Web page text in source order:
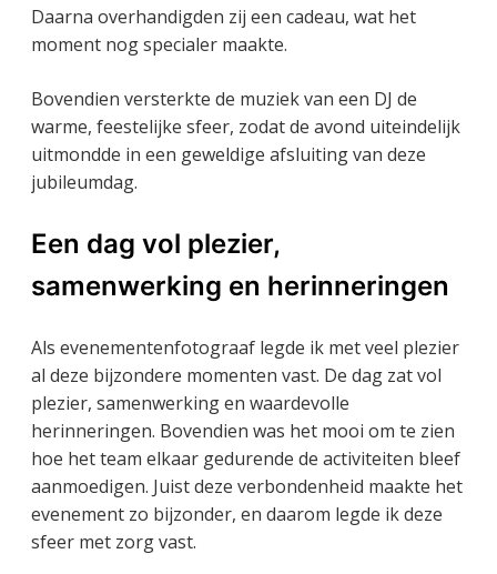
Daarna overhandigden zij een cadeau, wat het
moment nog specialer maakte.
Bovendien versterkte de muziek van een DJ de
warme, feestelijke sfeer, zodat de avond uiteindelijk
uitmondde in een geweldige afsluiting van deze
jubileumdag.
Een dag vol plezier,
samenwerking en herinneringen
Als evenementenfotograaf legde ik met veel plezier
al deze bijzondere momenten vast. De dag zat vol
plezier, samenwerking en waardevolle
herinneringen. Bovendien was het mooi om te zien
hoe het team elkaar gedurende de activiteiten bleef
aanmoedigen. Juist deze verbondenheid maakte het
evenement zo bijzonder, en daarom legde ik deze
sfeer met zorg vast.